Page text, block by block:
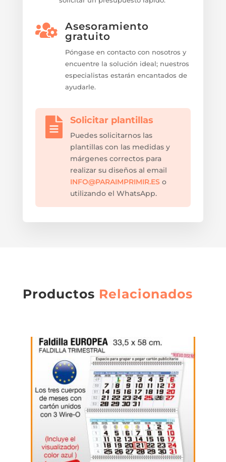

Asesoramiento
gratuito
Póngase en contacto con nosotros y
encuentre la solución ideal; nuestros
especialistas estarán encantados de
ayudarle.
 Solicitar plantillas
Puedes solicitarnos las
plantillas con las medidas y
márgenes correctos para
realizar su diseños al email
INFO@PARAIMPRIMIR.ESo
utilizando el WhatsApp.
Productos Relacionados